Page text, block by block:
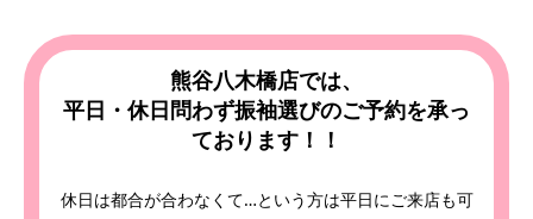
熊谷八木橋店では、
平日・休日問わず振袖選びのご予約を承っ
ております！！
休日は都合が合わなくて…という方は平日にご来店も可